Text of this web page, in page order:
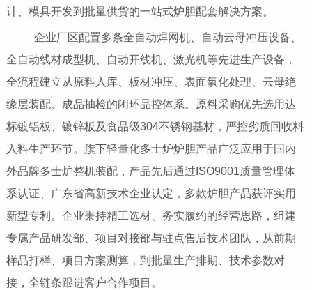
计、模具开发到批量供货的一站式炉胆配套解决方案。
企业厂区配置多条全自动焊网机、自动云母冲压设备、
全自动线材成型机、自动开线机、激光机等先进生产设备，
全流程建立从原料入库、板材冲压、表面氧化处理、云母绝
缘层装配、成品抽检的闭环品控体系。原料采购优先选用达
标镀铝板、镀锌板及食品级304不锈钢基材，严控劣质回收料
入料生产环节。旗下轻量化多士炉炉胆产品广泛应用于国内
外品牌多士炉整机装配，产品先后通过ISO9001质量管理体
系认证、广东省高新技术企业认定，多款炉胆产品获评实用
新型专利。企业秉持精工选材、务实履约的经营思路，组建
专属产品研发部、项目对接部与驻点售后技术团队，从前期
样品打样、项目方案测算，到批量生产排期、技术参数对
接，全链条跟进客户合作项目。